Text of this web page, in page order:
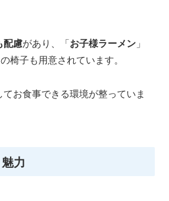
配慮があり、「お子様ラーメン 」
椅子も用意されています。
お食事できる環境が整っていま
力